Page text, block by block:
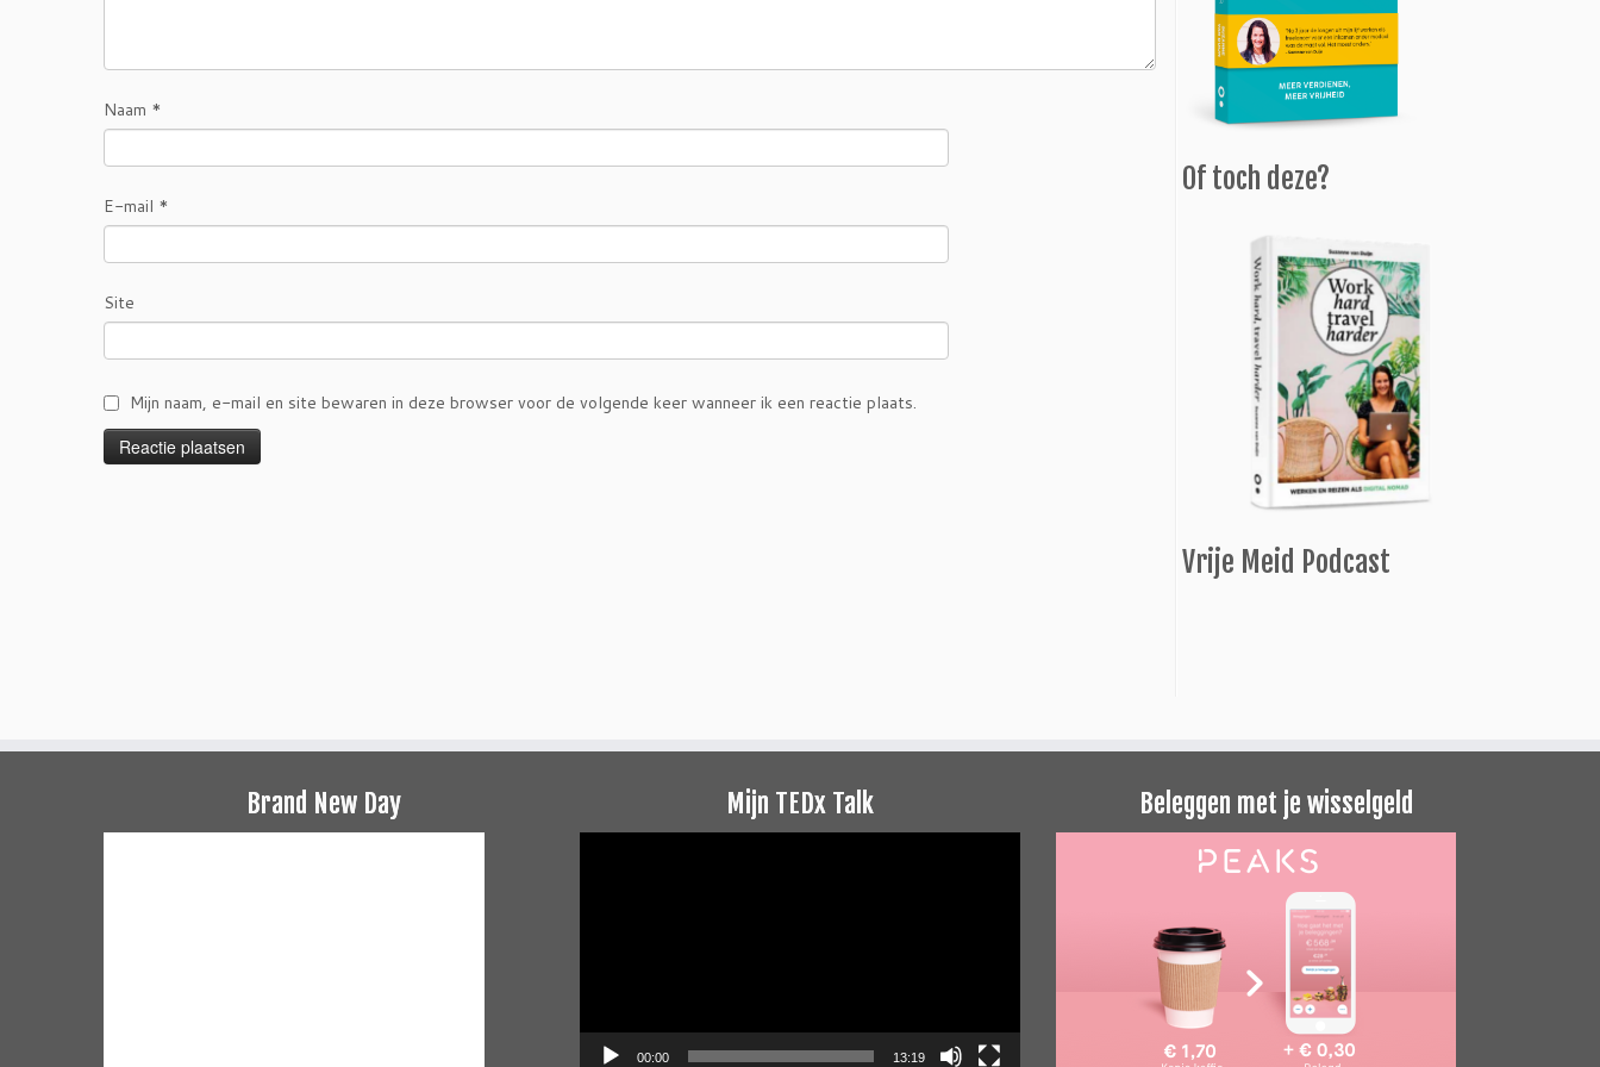
Naam *
E-mail *
Site
Mijn naam, e-mail en site bewaren in deze browser voor de volgende keer wanneer ik een reactie plaats.
Of toch deze?
Vrije Meid Podcast
Brand New Day Mijn TEDx Talk
00:00 13:19
Beleggen met je wisselgeld